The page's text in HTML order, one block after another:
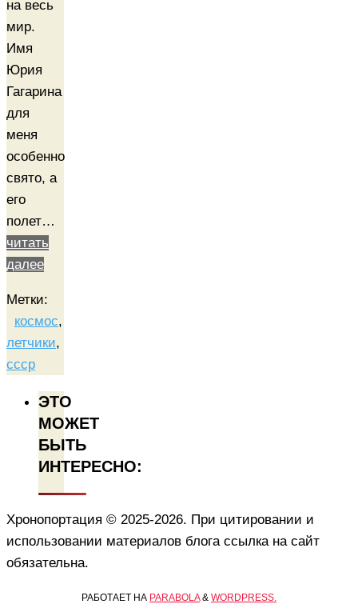
на весь
мир.
Имя
Юрия
Гагарина
для
меня
особенно
свято, а
его
полет…
читать
далее
Метки:
космос,
летчики,
ссср
ЭТО
МОЖЕТ
БЫТЬ
ИНТЕРЕСНО:
Хронопортация © 2025-2026. При цитировании и
использовании материалов блога ссылка на сайт
обязательна.
РАБОТАЕТ НА PARABOLA& WORDPRESS.